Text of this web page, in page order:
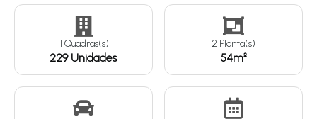
11 Quadras(s)
229 Unidades
2 Planta(s)
54m²
Continuar